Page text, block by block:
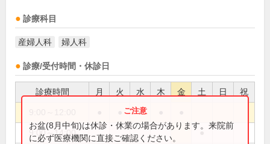
診療科目
産婦人科 婦人科
診療/受付時間・休診日
診療時間 月 火 水 木 金 土 日 祝
●
9:00～14:00 ●
お盆(8月中旬)は休診・休業の場合があります。来院前
に必ず医療機関に直接ご確認ください。